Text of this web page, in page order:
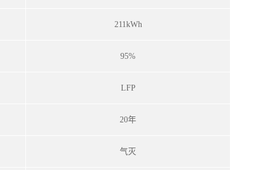
211kWh
95%
LFP
20年
气灭